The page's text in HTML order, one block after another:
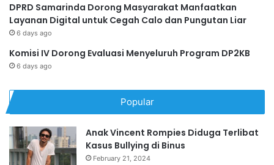
DPRD Samarinda Dorong Masyarakat Manfaatkan
Layanan Digital untuk Cegah Calo dan Pungutan Liar
6 days ago
Komisi IV Dorong Evaluasi Menyeluruh Program DP2KB
6 days ago
Popular
Anak Vincent Rompies Diduga Terlibat
Kasus Bullying di Binus
February 21, 2024